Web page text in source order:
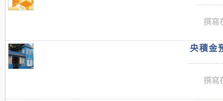
撰寫
央積金
撰寫